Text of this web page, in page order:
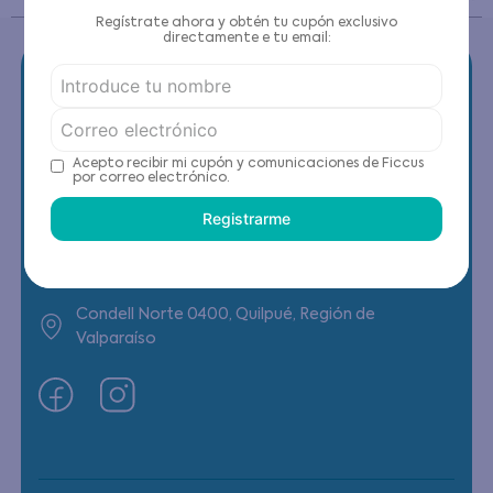
Contáctanos
(22) 6178818 - Compras Internet
Condell Norte 0400, Quilpué, Región de
Valparaíso
Regístrate ahora y obtén tu cupón exclusivo
directamente e tu email:
Acepto recibir mi cupón y comunicaciones de Ficcus
por correo electrónico.
Registrarme